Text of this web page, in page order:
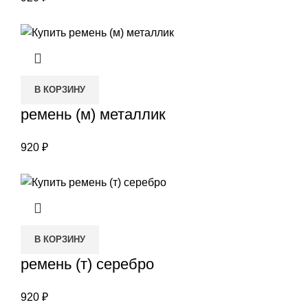
В КОРЗИНУ
ремень (м) металлик
920 ₽
В КОРЗИНУ
ремень (т) серебро
920 ₽